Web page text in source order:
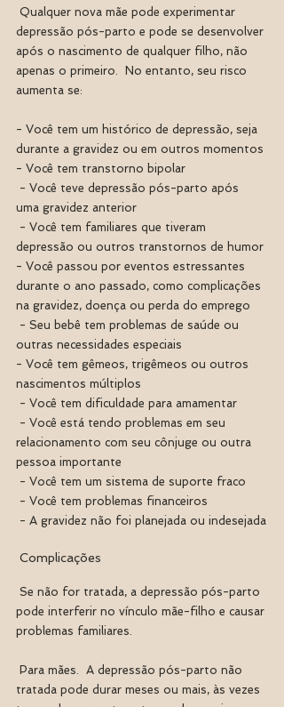
depressão pós-parto e pode se desenvolver
após o nascimento de qualquer filho, não
apenas o primeiro.  No entanto, seu risco
aumenta se:
- Você tem um histórico de depressão, seja
durante a gravidez ou em outros momentos
- Você tem transtorno bipolar
uma gravidez anterior
depressão ou outros transtornos de humor
- Você passou por eventos estressantes
durante o ano passado, como complicações
na gravidez, doença ou perda do emprego
outras necessidades especiais
- Você tem gêmeos, trigêmeos ou outros
nascimentos múltiplos
- Você tem dificuldade para amamentar
relacionamento com seu cônjuge ou outra
pessoa importante
- Você tem um sistema de suporte fraco
- Você tem problemas financeiros
- A gravidez não foi planejada ou indesejada
Complicações
pode interferir no vínculo mãe-filho e causar
problemas familiares.
tratada pode durar meses ou mais, às vezes